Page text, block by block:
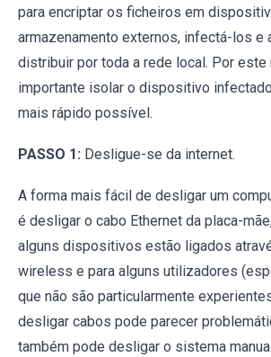
para encriptar os ficheiros em
armazenamento externos, infectá-los e
distribuir por toda a rede local. Por este
importante isolar o dispositivo
mais rápido possível.
PASSO 1: Desligue-se da internet.
A forma mais fácil de desligar um
é desligar o cabo Ethernet da placa-
alguns dispositivos estão ligados
wireless e para alguns utilizadores
que não são particularmente
desligar cabos pode parecer
também pode desligar o sistema